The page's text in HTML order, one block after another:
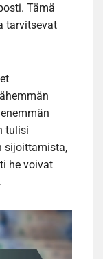
Tämä
tarvitsevat
tulisi
sijoittamista,
he voivat